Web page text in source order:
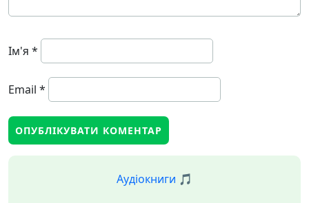
Ім'я *
Email *
Аудіокниги 🎵